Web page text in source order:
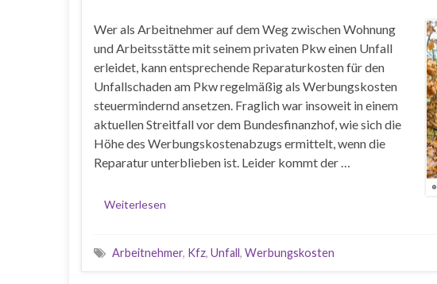
Wer als Arbeitnehmer auf dem Weg zwischen Wohnung
und Arbeitsstätte mit seinem privaten Pkw einen Unfall
erleidet, kann entsprechende Reparaturkosten für den
Unfallschaden am Pkw regelmäßig als Werbungskosten
steuermindernd ansetzen. Fraglich war insoweit in einem
aktuellen Streitfall vor dem Bundesfinanzhof, wie sich die
Höhe des Werbungskostenabzugs ermittelt, wenn die
Reparatur unterblieben ist. Leider kommt der …
Weiterlesen
Arbeitnehmer, Kfz, Unfall, Werbungskosten